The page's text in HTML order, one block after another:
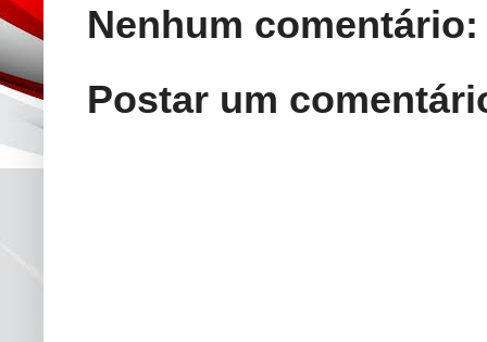
Nenhum comentário:
Postar um